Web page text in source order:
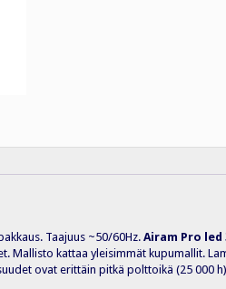
Taajuus ~50/60Hz. Airam Pro led
Mallisto kattaa yleisimmät kupumallit.
ovat erittäin pitkä polttoikä (25 000